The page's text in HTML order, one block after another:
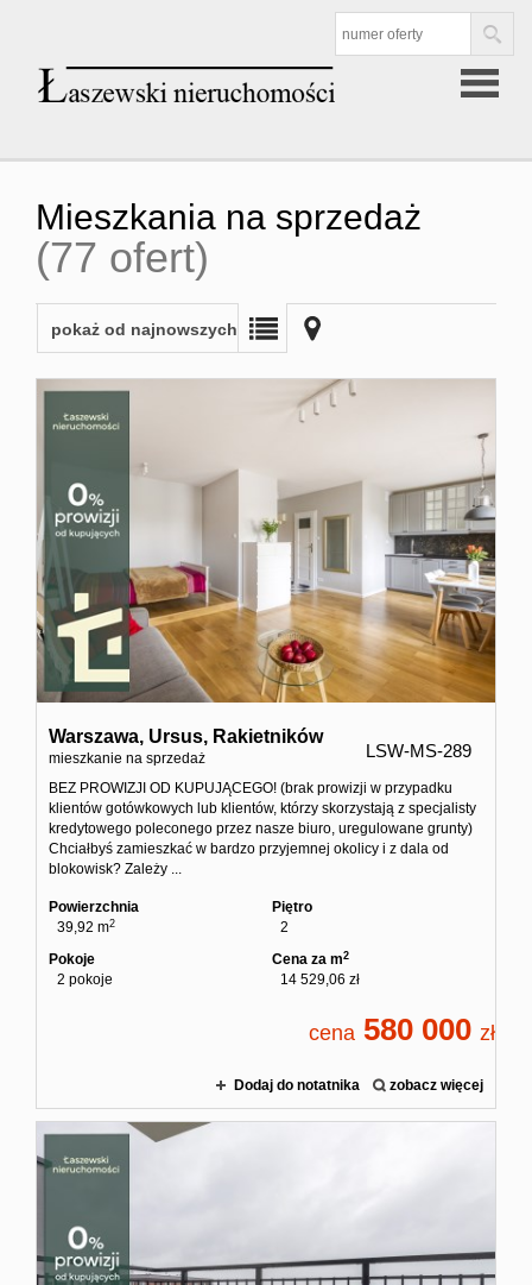
Strona
sprzedaż
Domy
sprzedaż
Twój
osobisty
staging
Mieszkania na sprzedaż
(77 ofert)
pokaż od najnowszych
Warszawa, Ursus, Rakietników
mieszkanie na sprzedaż LSW-MS-289
BEZ PROWIZJI OD KUPUJĄCEGO! (brak prowizji w przypadku
klientów gotówkowych lub klientów, którzy skorzystają z specjalisty
kredytowego poleconego przez nasze biuro, uregulowane grunty)
Chciałbyś zamieszkać w bardzo przyjemnej okolicy i z dala od
blokowisk? Zależy ...
Powierzchnia
39,92 m2
Piętro
2
Pokoje
2 pokoje
Cena za m2
14 529,06 zł
cena 580 000 zł
Dodaj do notatnika zobacz więcej